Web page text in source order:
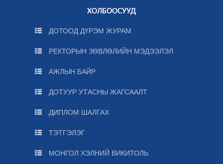
ХОЛБООСУУД
ДОТООД ДҮРЭМ ЖУРАМ
РЕКТОРЫН ЗӨВЛӨЛИЙН МЭДЭЭЛЭЛ
АЖЛЫН БАЙР
ДОТУУР УТАСНЫ ЖАГСААЛТ
ДИПЛОМ ШАЛГАХ
ТЭТГЭЛЭГ
МОНГОЛ ХЭЛНИЙ ВИКИТОЛЬ